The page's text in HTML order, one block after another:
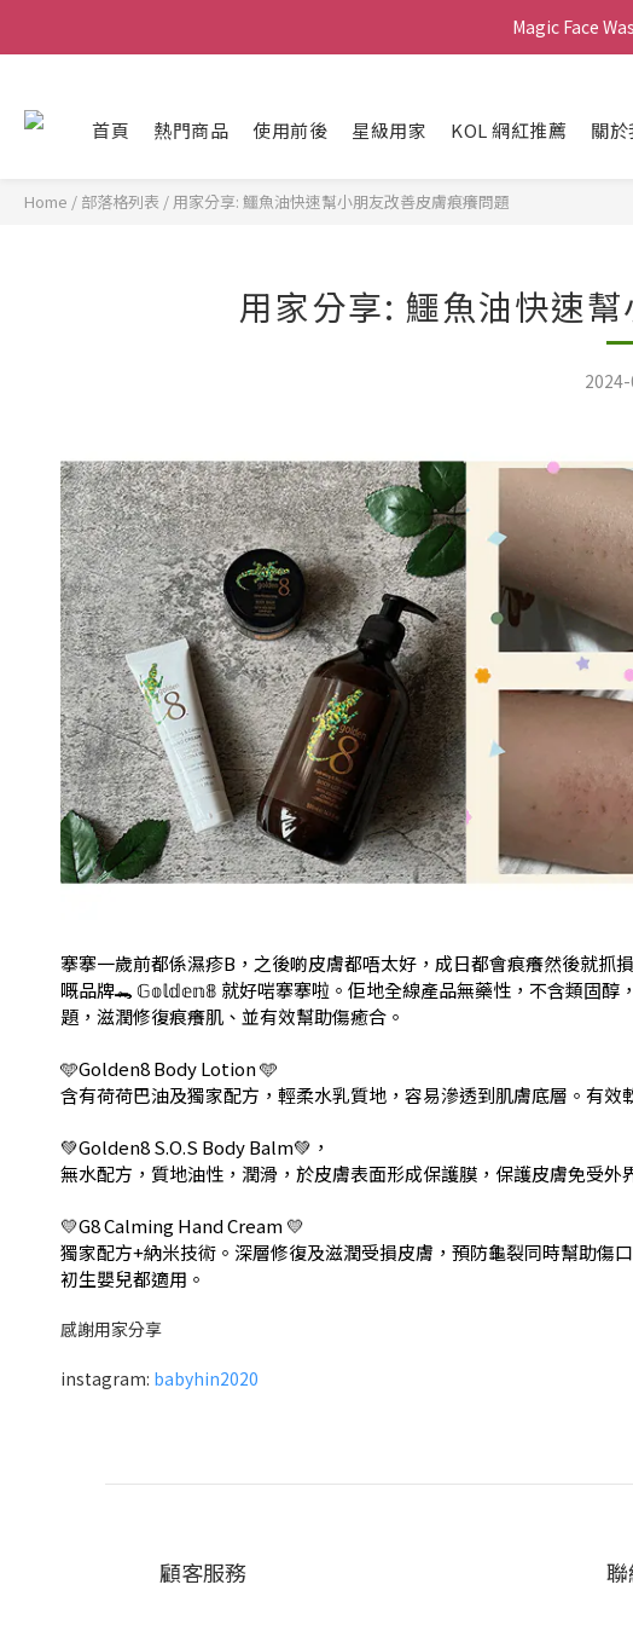
Magic Face
Magic Face
買滿
首頁 熱門商品 使用前後 星級用家 KOL 網紅推薦 關於
Home / 部落格列表 / 用家分享: 鱷魚油快速幫小朋友改善皮膚痕癢問題
用家分享: 鱷魚油快速
搴搴一歲前都係濕疹B，之後啲皮膚都唔太好，成日都會痕癢然後就
嘅品牌🐊 𝔾𝕠𝕝𝕕𝕖𝕟𝟠 就好啱搴搴啦。佢地全線產品無藥性，不含類固醇
題，滋潤修復痕癢肌、並有效幫助傷癒合。
🩵Golden8 Body Lotion 🩵
含有荷荷巴油及獨家配方，輕柔水乳質地，容易滲透到肌膚底層。有效
💚Golden8 S.O.S Body Balm💚，
無水配方，質地油性，潤滑，於皮膚表面形成保護膜，保護皮膚免受
💛G8 Calming Hand Cream 💛
獨家配方+納米技術。深層修復及滋潤受損皮膚，預防龜裂同時幫助傷
初生嬰兒都適用。
感謝用家分享
instagram: babyhin2020
顧客服務